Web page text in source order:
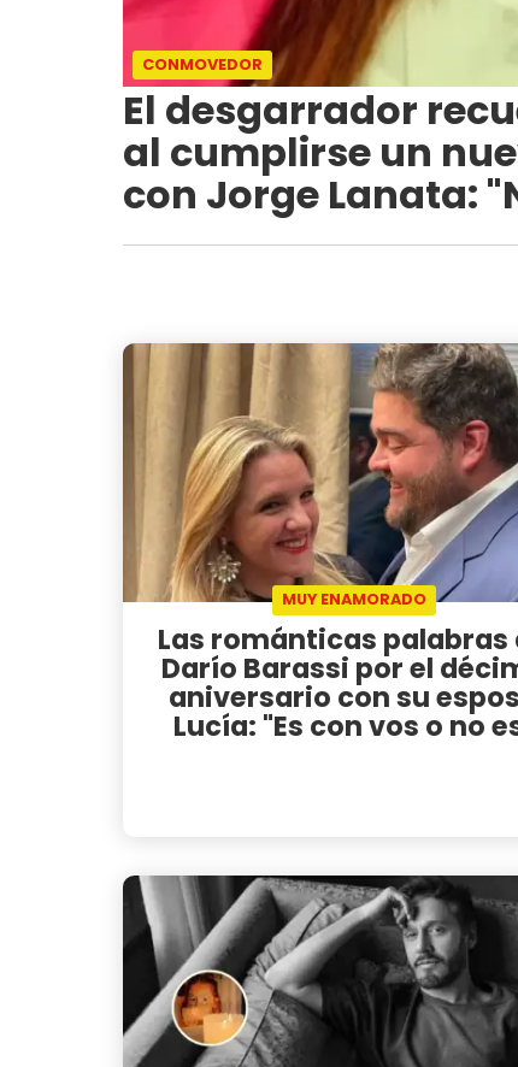
CONMOVEDOR
El desgarrador
al cumplirse un
con Jorge Lanata:
MUY ENAMORADO
Las románticas palabras
Darío Barassi por el
aniversario con su
Lucía: "Es con vos o no